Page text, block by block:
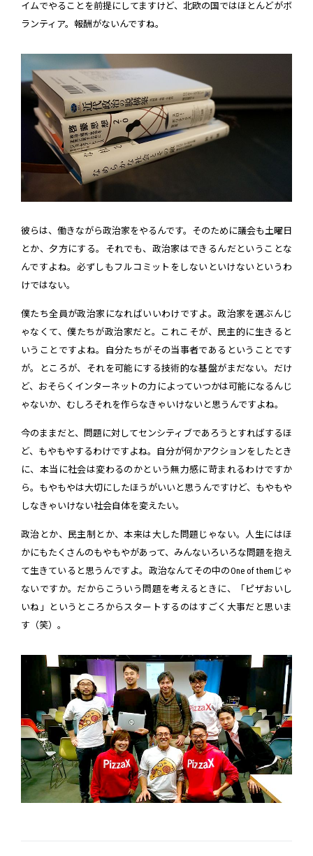
イムでやることを前提にしてますけど、北欧の国ではほとんどがボ
ランティア。報酬がないんですね。
彼らは、働きながら政治家をやるんです。そのために議会も土曜日
とか、夕方にする。それでも、政治家はできるんだということな
んですよね。必ずしもフルコミットをしないといけないというわ
けではない。
僕たち全員が政治家になればいいわけですよ。政治家を選ぶんじ
ゃなくて、僕たちが政治家だと。これこそが、民主的に生きると
いうことですよね。自分たちがその当事者であるということです
が。ところが、それを可能にする技術的な基盤がまだない。だけ
ど、おそらくインターネットの力によっていつかは可能になるんじ
ゃないか、むしろそれを作らなきゃいけないと思うんですよね。
今のままだと、問題に対してセンシティブであろうとすればするほ
ど、もやもやするわけですよね。自分が何かアクションをしたとき
に、本当に社会は変わるのかという無力感に苛まれるわけですか
ら。もやもやは大切にしたほうがいいと思うんですけど、もやもや
しなきゃいけない社会自体を変えたい。
政治とか、民主制とか、本来は大した問題じゃない。人生にはほ
かにもたくさんのもやもやがあって、みんないろいろな問題を抱え
て生きていると思うんですよ。政治なんてその中のOne of themじゃ
ないですか。だからこういう問題を考えるときに、「ピザおいし
いね」というところからスタートするのはすごく大事だと思いま
す（笑）。